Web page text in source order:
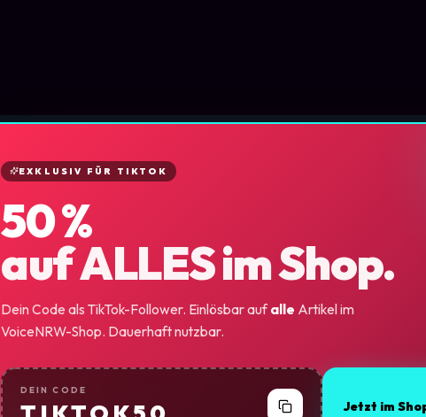
EXKLUSIV FÜR TIKTOK
50 %
auf ALLES im Shop.
Dein Code als TikTok-Follower. Einlösbar aufalle Artikel im
VoiceNRW-Shop. Dauerhaft nutzbar.
DEIN CODE
Jetzt im